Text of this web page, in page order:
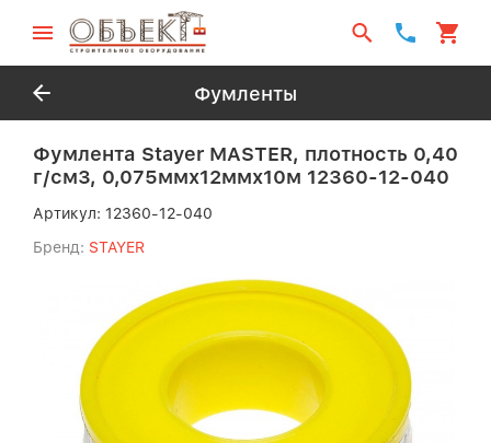
Фумленты
Фумлента Stayer MASTER, плотность 0,40
г/см3, 0,075ммх12ммх10м 12360-12-040
Артикул: 12360-12-040
Бренд: STAYER